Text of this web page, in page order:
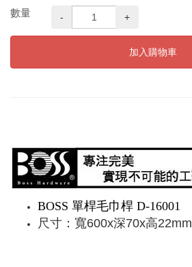
數量 - +
加入購物車
BOSS 單桿毛巾桿 D-16001
尺寸：寬600x深70x高22mm